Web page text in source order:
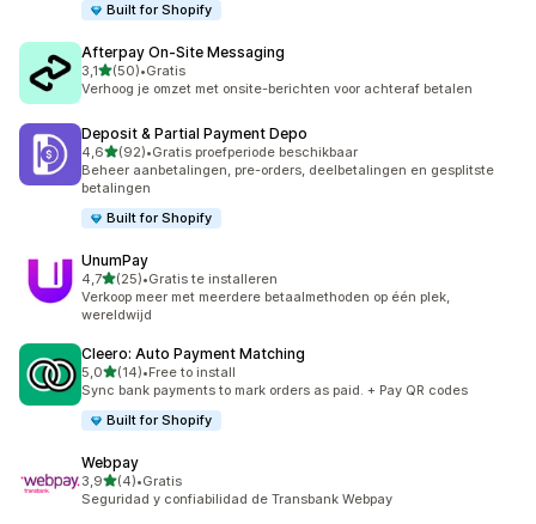
Built for Shopify
Afterpay On‑Site Messaging
3,1van 5 sterren
(50)
50 recensies in totaal
•Gratis
Verhoog je omzet met onsite-berichten voor achteraf betalen
Deposit & Partial Payment Depo
4,6van 5 sterren
(92)
92 recensies in totaal
•Gratis proefperiode beschikbaar
Beheer aanbetalingen, pre-orders, deelbetalingen en gesplitste
betalingen
Built for Shopify
UnumPay
4,7van 5 sterren
(25)
25 recensies in totaal
•Gratis te installeren
Verkoop meer met meerdere betaalmethoden op één plek,
wereldwijd
Cleero: Auto Payment Matching
5,0van 5 sterren
(14)
14 recensies in totaal
•Free to install
Sync bank payments to mark orders as paid. + Pay QR codes
Built for Shopify
Webpay
3,9van 5 sterren
(4)
4 recensies in totaal
•Gratis
Seguridad y confiabilidad de Transbank Webpay